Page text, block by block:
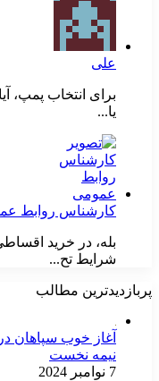
علی
برای انتخاب پمپ،
یا...
کارشناس روابط
بله، در خرید
شرایط تح...
پربازدیدترین مطالب
نیمه نخست
7 نوامبر 2024